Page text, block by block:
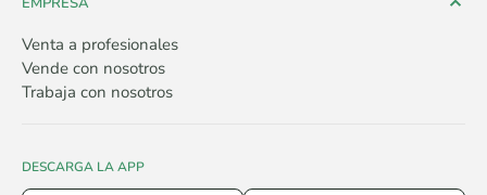
Venta a profesionales
Vende con nosotros
Trabaja con nosotros
DESCARGA LA APP